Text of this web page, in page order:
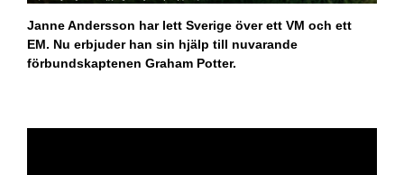
Janne Andersson har lett Sverige över ett VM och ett
EM. Nu erbjuder han sin hjälp till nuvarande
förbundskaptenen Graham Potter.